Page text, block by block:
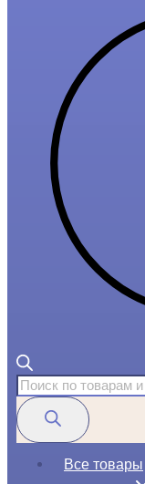
Поиск
товаров
Все товары